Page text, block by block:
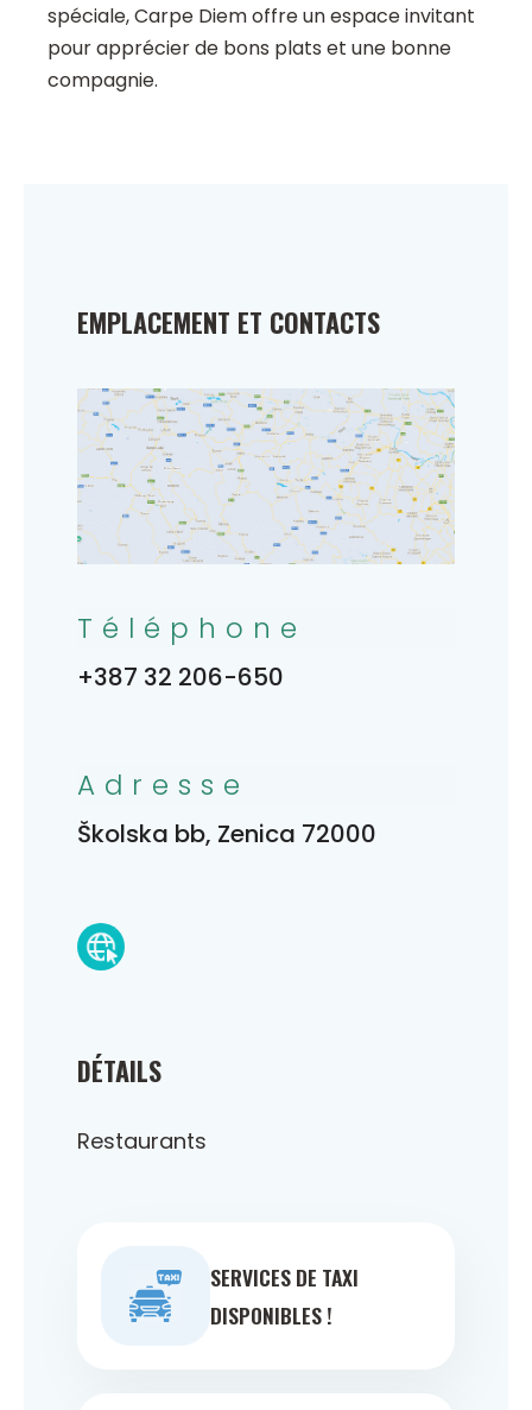
spéciale, Carpe Diem offre un espace invitant
pour apprécier de bons plats et une bonne
compagnie.
DÉTAILS
Restaurants
SERVICES DE TAXI
DISPONIBLES !
EMPLACEMENT ET CONTACTS
Téléphone
+387 32 206-650
Adresse
Školska bb, Zenica 72000